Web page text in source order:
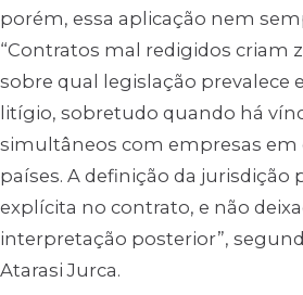
porém, essa aplicação nem
“Contratos mal redigidos criam
sobre qual legislação prevalece
litígio, sobretudo quando há
simultâneos com empresas em
países. A definição da jurisdição
explícita no contrato, e não
interpretação posterior”,
Atarasi Jurca.